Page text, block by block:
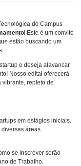
do Campus
! Este é um convite
estão buscando um
e deseja alavancar
Nosso edital oferecerá
vibrante, repleto de
em estágios iniciais.
áreas.
se inscrever serão
de Trabalho.